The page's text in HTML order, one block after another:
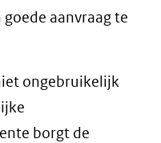
aanvraag te
ongebruikelijk
borgt de